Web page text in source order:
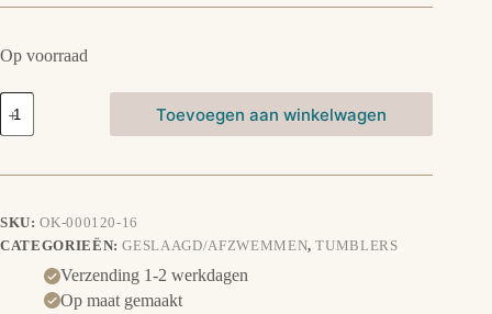
Op voorraad
Tumbler
Uil
aantal
Toevoegen aan winkelwagen
SKU:OK-000120-16
CATEGORIEËN:GESLAAGD/AFZWEMMEN,TUMBLERS
Verzending 1-2 werkdagen
Op maat gemaakt